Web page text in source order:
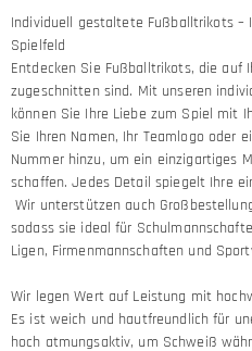
Individuell gestaltete Fußballtrikots –
Spielfeld
Entdecken Sie Fußballtrikots, die auf
zugeschnitten sind. Mit unseren
können Sie Ihre Liebe zum Spiel mit
Sie Ihren Namen, Ihr Teamlogo oder
Nummer hinzu, um ein einzigartiges
schaffen. Jedes Detail spiegelt Ihre
Wir unterstützen auch
sodass sie ideal für
Ligen, Firmenmannschaften und
Wir legen Wert auf Leistung mit
Es ist weich und hautfreundlich für
hoch atmungsaktiv, um Schweiß